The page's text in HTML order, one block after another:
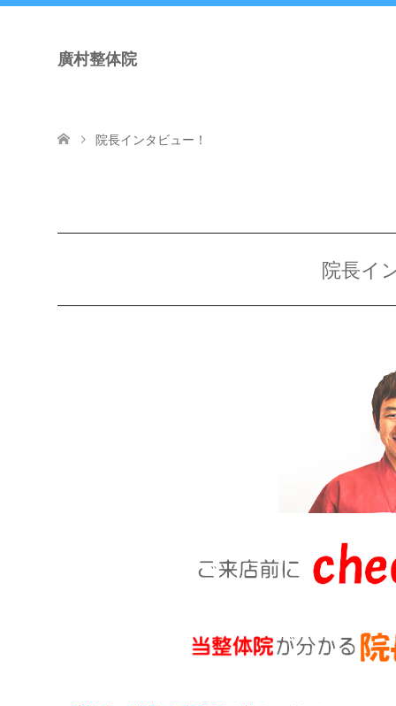
廣村整体院
院長インタビュー！
院長イ